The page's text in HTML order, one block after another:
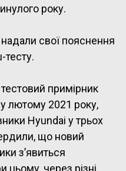
року.
свої пояснення
тесту.
примірник
лютому 2021 року,
Hyundai у трьох
що новий
з’явиться
через різні